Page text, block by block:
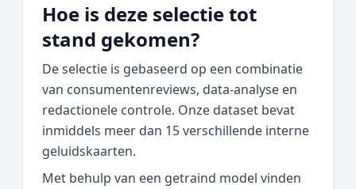
Hoe is deze selectie tot
stand gekomen?
De selectie is gebaseerd op een combinatie
van consumentenreviews, data‑analyse en
redactionele controle. Onze dataset bevat
inmiddels meer dan 15 verschillende interne
geluidskaarten.
Met behulp van een getraind model vinden